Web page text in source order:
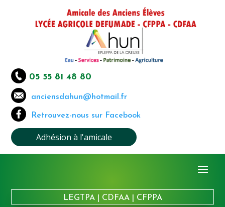
05 55 81 48 80
anciensdahun@hotmail.fr
Retrouvez-nous sur Facebook
Adhésion à l'amicale
LEGTPA| CDFAA| CFPPA